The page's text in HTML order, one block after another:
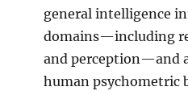
general intelligence
domains—including
and perception—and
human psychometric